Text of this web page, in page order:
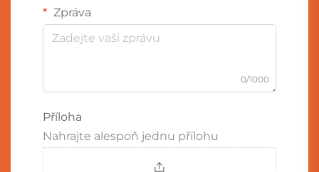
Zpráva
0/1000
Příloha
Nahrajte alespoň jednu přílohu